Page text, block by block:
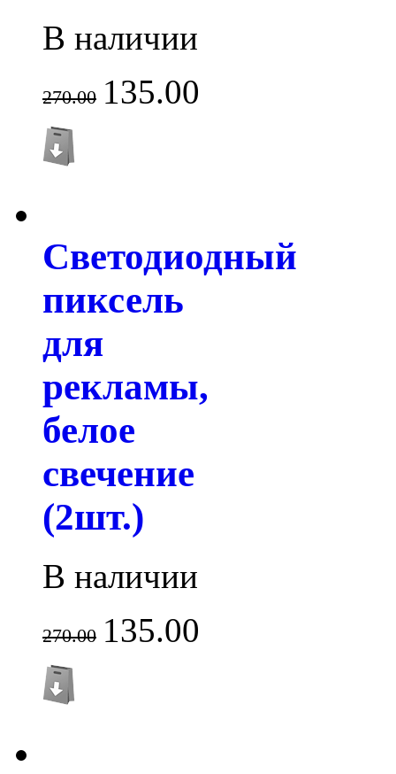
В наличии
270.00 135.00
Светодиодный
пиксель
для
рекламы,
белое
свечение
(2шт.)
В наличии
270.00 135.00